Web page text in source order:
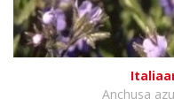
Anchusa